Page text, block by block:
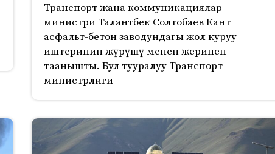
Транспорт жана коммуникациялар
министри Талантбек Солтобаев Кант
асфальт-бетон заводундагы жол куруу
иштеринин жүрүшү менен жеринен
таанышты. Бул тууралуу Транспорт
министрлиги